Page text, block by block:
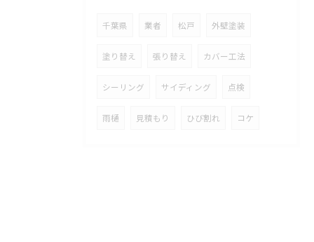
千葉県 業者 松戸 外壁塗装
塗り替え 張り替え カバー工法
シーリング サイディング 点検
雨樋 見積もり ひび割れ コケ